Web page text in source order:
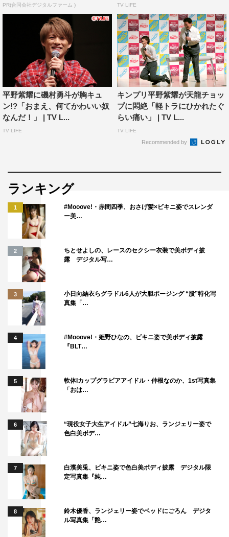
＜平野紫耀 コメント＞
◆撮影を終えての感想を聞かせてください
「制服を着て恋愛モノの撮影をすると若返った感じがしま
す。“胸キュン”要員でいられているのが何よりうれしいで
す。ジャニーズは『ファンが胸キュンする一言』とか自由
演技でやることが多くて、僕はそれが苦手なんです。でも
セリフとしてあるのはできるのでやっていて楽しかったで
す」
（笑）。あんな告白してみたいですけど恥ずかしくて自分
にはできないです」
◆こんな告白してみたいというのはありますか
「学生時代に制服を着て告白とかしてみたかったなと思い
ます。制服を着られる期間って短いので、そんな時に制服
を着て、告白して、デートして、その子にまつわる事は常
に制服というシチュエーションには憧れではありました」
◆今田美桜さんとの共演について
「1年以上前の共演で、お会いするのもそれ以来なのです
が、そんな久しぶりな感じはしなかったです。よそよそし
い感じはなかったんじゃないかなと思っています。以前の
撮影で一緒にいる時間が長かったので、今回久しぶりにお
会いしても人見知りせずにいられました。今田さんも気さ
くに話しかけてくださったので、一瞬にして1年前に戻れ
た感じがしました。今日お会いできてすごくうれしかった
です。撮影もスムーズにやれたと思っています。もしかし
たら、向こうはうっとうしいヤツだと思っているかもしれ
ないですけど（笑）」
◆スタジオゲストとしてドラマをご覧になることになりま
PR(合同会社デジタルファーム ) TV LIFE
平野紫耀に磯村勇斗が胸キュ
ン!?「おまえ、何てかわいい奴
なんだ！」 | TV L...
TV LIFE
キンプリ平野紫耀が天龍チョッ
プに悶絶「軽トラにひかれたぐ
らい痛い」 | TV L...
TV LIFE
Recommended by
ランキング
1
#Mooove!・赤間四季、おさげ髪×ビキニ姿でスレンダ
ー美…
2
ちとせよしの、レースのセクシー衣装で美ボディ披
露 デジタル写…
3
小日向結衣らグラドル6人が大胆ポージング “股”特化写
真集「…
4
#Mooove!・姫野ひなの、ビキニ姿で美ボディ披露
『BLT…
5
軟体Iカップグラビアアイドル・仲根なのか、1st写真集
「おは…
6
“現役女子大生アイドル”七海りお、ランジェリー姿で
色白美ボデ…
7
白濱美兎、ビキニ姿で色白美ボディ披露 デジタル限
定写真集『純…
8
鈴木優香、ランジェリー姿でベッドにごろん デジタ
ル写真集「艶…